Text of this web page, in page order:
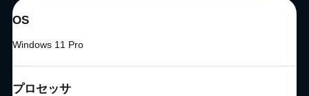
OS
Windows 11 Pro
プロセッサ